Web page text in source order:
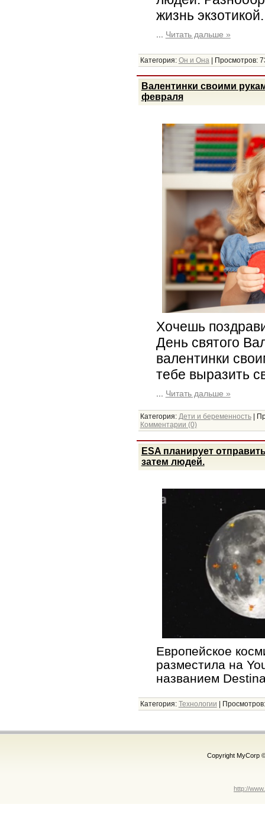
жизнь экзотикой.
Читать дальше »
Категория: Он и Она | Просмотров:
Валентинки своими
февраля
Хочешь
День святого
валентинки
тебе выразить
Читать дальше »
Категория: Дети и беременность|
Комментарии (0)
ESA планирует
затем людей.
Европейское
разместила на
названием
Категория: Технологии | Просмотров:
Copyright MyCorp
http://